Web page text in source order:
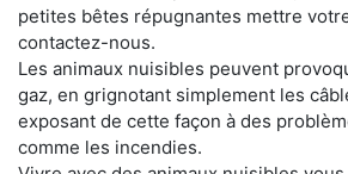
petites bêtes répugnantes mettre
contactez-nous.
Les animaux nuisibles peuvent
gaz, en grignotant simplement les
exposant de cette façon à des
comme les incendies.